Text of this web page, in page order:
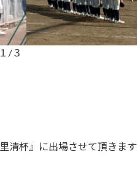
/３
清杯』に出場させて頂きます